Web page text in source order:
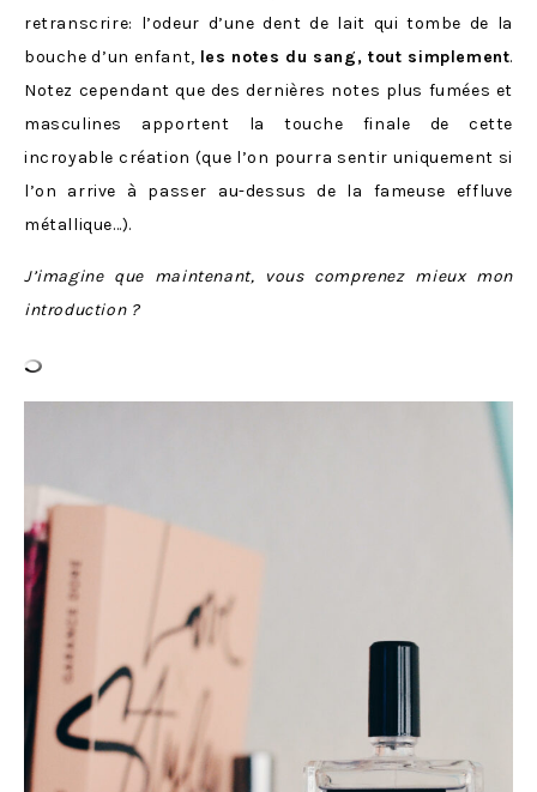
retranscrire: l’odeur d’une dent de lait qui tombe de la
bouche d’un enfant, les notes du sang, tout simplement.
Notez cependant que des dernières notes plus fumées et
masculines apportent la touche finale de cette
incroyable création (que l’on pourra sentir uniquement si
l’on arrive à passer au-dessus de la fameuse effluve
métallique…).
J’imagine que maintenant, vous comprenez mieux mon
introduction ?